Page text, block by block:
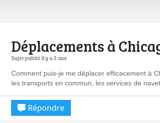
Déplacements à
Sujet publié il y a 2 ans
Comment puis-je me déplacer efficacement à
les transports en commun, les services de
Répondre